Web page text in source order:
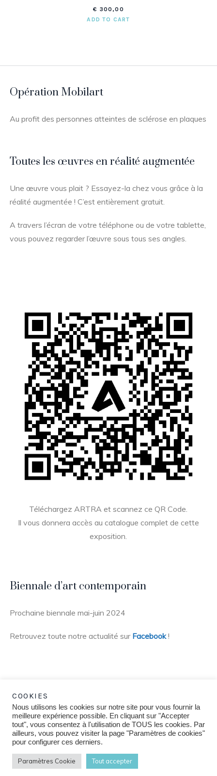
€ 300,00
ADD TO CART
Opération Mobilart
Au profit des personnes atteintes de sclérose en plaques
Toutes les œuvres en réalité augmentée
Une œuvre vous plait ? Essayez-la chez vous grâce à la
réalité augmentée ! C’est entièrement gratuit.
A travers l’écran de votre téléphone ou de votre tablette,
vous pouvez regarder l’œuvre sous tous ses angles.
Téléchargez ARTRA et scannez ce QR Code.
Il vous donnera accès au catalogue complet de cette
exposition.
Biennale d’art contemporain
Prochaine biennale mai-juin 2024
Retrouvez toute notre actualité sur Facebook!
Mobil'art © 2024 / Tous droits réservés.
COOKIES
Nous utilisons les cookies sur notre site pour vous fournir la
meilleure expérience possible. En cliquant sur "Accepter
tout", vous consentez à l'utilisation de TOUS les cookies. Par
ailleurs, vous pouvez visiter la page "Paramètres de cookies"
pour configurer ces derniers.
Paramètres Cookie Tout accepter